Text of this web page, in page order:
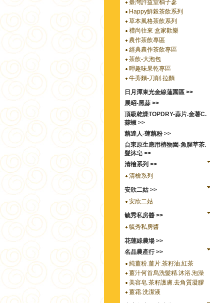
臺灣許益堂柚子蔘
Happy鮮榖茶飲系列
草本風格茶飲系列
禮尚往來 盒家歡樂
農作茶飲專區
經典農作茶飲專區
茶飲-大泡包
呷趣味果乾專區
牛蒡麵-刀削.拉麵
日月潭東光金線蓮園區 >>
展昭-黑蒜 >>
頂級乾燥TOPDRY-蒜片.金薯C.
蒜蝦 >>
藕達人-蓮藕粉 >>
台東原生應用植物園-魚腥草茶.
髮沐皂 >>
清檜系列 >>
清檜系列
安欣二姑 >>
安欣二姑
毓秀私房醬 >>
毓秀私房醬
花蓮綠農場 >>
名品農產行 >>
純薑粉.薑片.茶籽油.紅茶
薑汁何首烏洗髮精.沐浴.泡澡
美容皂.茶籽護膚.去角質凝膠
薑霜.洗潔液